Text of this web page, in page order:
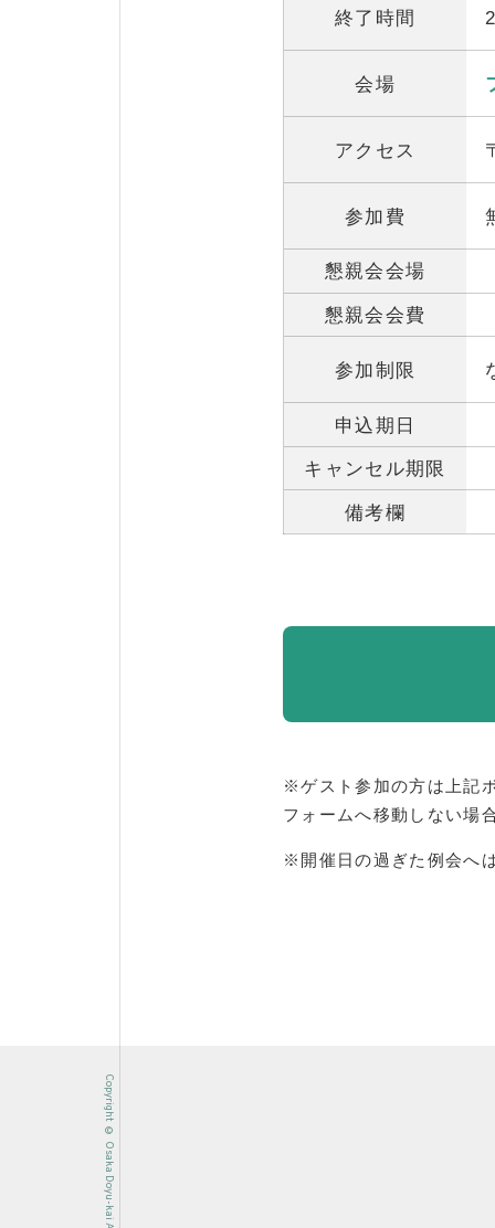
終了時間
会場
アクセス
参加費
懇親会会場
懇親会会費
参加制限
申込期日
キャンセル期限
備考欄
※ゲスト参加の方は上記
フォームへ移動しない場
※開催日の過ぎた例会へ